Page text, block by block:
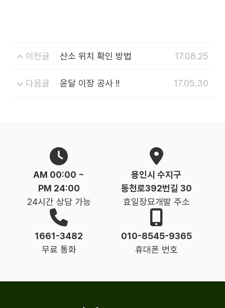
이전글 산소 위치 확인 방법 17.08.25
다음글 윤달 이장 공사 !! 17.05.30
AM 00:00 ~
PM 24:00
24시간 상담 가능
용인시 수지구
동천로392번길 30
효일장묘개발 주소
1661-3482
무료 통화
010-8545-9365
휴대폰 번호